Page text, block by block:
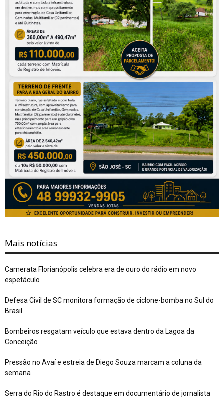
Mais notícias
Camerata Florianópolis celebra era de ouro do rádio em novo
espetáculo
Defesa Civil de SC monitora formação de ciclone-bomba no Sul do
Brasil
Bombeiros resgatam veículo que estava dentro da Lagoa da
Conceição
Pressão no Avaí e estreia de Diego Souza marcam a coluna da
semana
Serra do Rio do Rastro é destaque em documentário de jornalista